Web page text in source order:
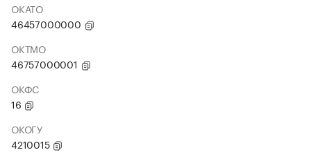
ОКАТО
46457000000
ОКТМО
46757000001
ОКФС
16
ОКОГУ
4210015